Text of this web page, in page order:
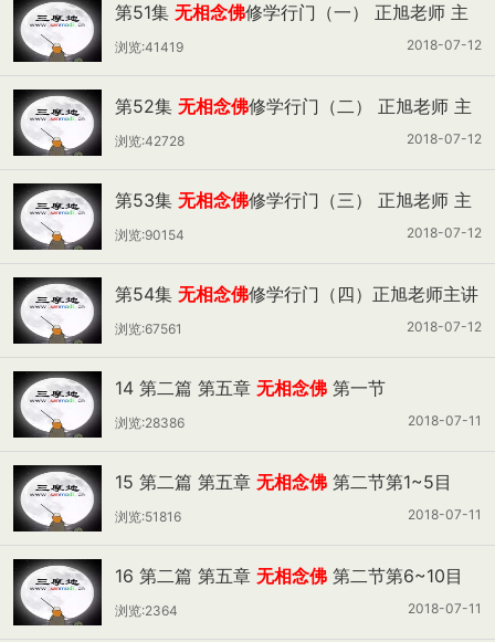
第51集 无相念佛修学行门（一） 正旭老师 主
讲
2018-07-12
浏览:41419
第52集 无相念佛修学行门（二） 正旭老师 主
讲
2018-07-12
浏览:42728
第53集 无相念佛修学行门（三） 正旭老师 主
讲
2018-07-12
浏览:90154
第54集 无相念佛修学行门（四）正旭老师主讲
2018-07-12
浏览:67561
14 第二篇 第五章 无相念佛 第一节
2018-07-11
浏览:28386
15 第二篇 第五章 无相念佛 第二节第1~5目
2018-07-11
浏览:51816
16 第二篇 第五章 无相念佛 第二节第6~10目
2018-07-11
浏览:2364